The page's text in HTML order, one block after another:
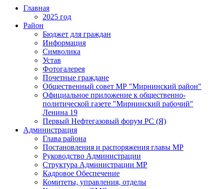
Главная
2025 год
Район
Бюджет для граждан
Информация
Символика
Устав
Фотогалерея
Почетные граждане
Общественный совет МР "Мирнинский район"
Официальное приложение к общественно-
политической газете "Мирнинский рабочий"
Ленина 19
Первый Нефтегазовый форум РС (Я)
Администрация
Глава района
Постановления и распоряжения главы МР
Руководство Администрации
Структура Администрации МР
Кадровое Обеспечение
Комитеты, управления, отделы